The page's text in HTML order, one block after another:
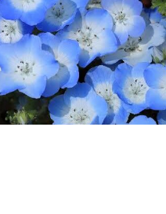
お知らせ
KeePerコーティングは
めました‼️